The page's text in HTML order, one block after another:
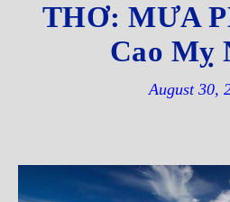
THƠ: MƯA
Cao Mỵ
August 30,